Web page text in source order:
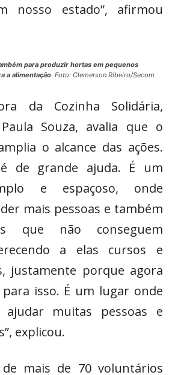
nosso estado”, afirmou
para produzir hortas em pequenos
a alimentação. Foto: Clemerson Ribeiro/Secom
da Cozinha Solidária,
Souza, avalia que o
o alcance das ações.
é de grande ajuda. É um
e espaçoso, onde
mais pessoas e também
que não conseguem
a elas cursos e
justamente porque agora
isso. É um lugar onde
ajudar muitas pessoas e
explicou.
mais de 70 voluntários